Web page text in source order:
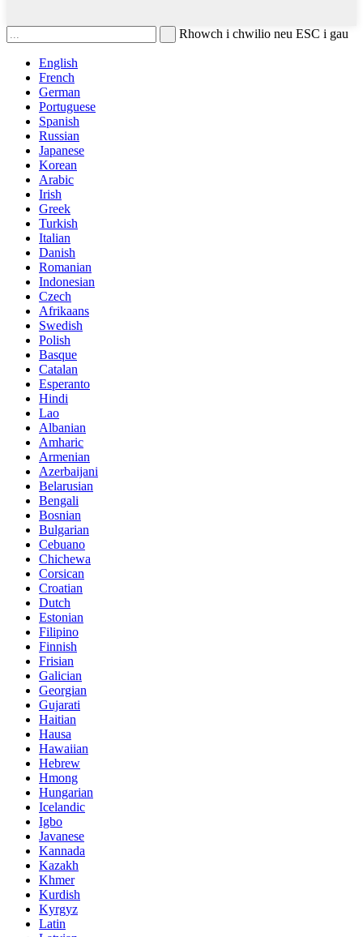
Rhowch i chwilio neu ESC i gau
English
French
German
Portuguese
Spanish
Russian
Japanese
Korean
Arabic
Irish
Greek
Turkish
Italian
Danish
Romanian
Indonesian
Czech
Afrikaans
Swedish
Polish
Basque
Catalan
Esperanto
Hindi
Lao
Albanian
Amharic
Armenian
Azerbaijani
Belarusian
Bengali
Bosnian
Bulgarian
Cebuano
Chichewa
Corsican
Croatian
Dutch
Estonian
Filipino
Finnish
Frisian
Galician
Georgian
Gujarati
Haitian
Hausa
Hawaiian
Hebrew
Hmong
Hungarian
Icelandic
Igbo
Javanese
Kannada
Kazakh
Khmer
Kurdish
Kyrgyz
Latin